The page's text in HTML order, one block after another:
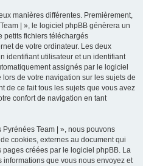
manières différentes. Premièrement,
| », le logiciel phpBB génèrera un
petits fichiers téléchargés
de votre ordinateur. Les deux
identifiant utilisateur et un identifiant
assignés par le logiciel
de votre navigation sur les sujets de
de ce fait tous les sujets que vous avez
confort de navigation en tant
Team | », nous pouvons
cookies, externes au document qui
créées par le logiciel phpBB. La
que vous nous envoyez et